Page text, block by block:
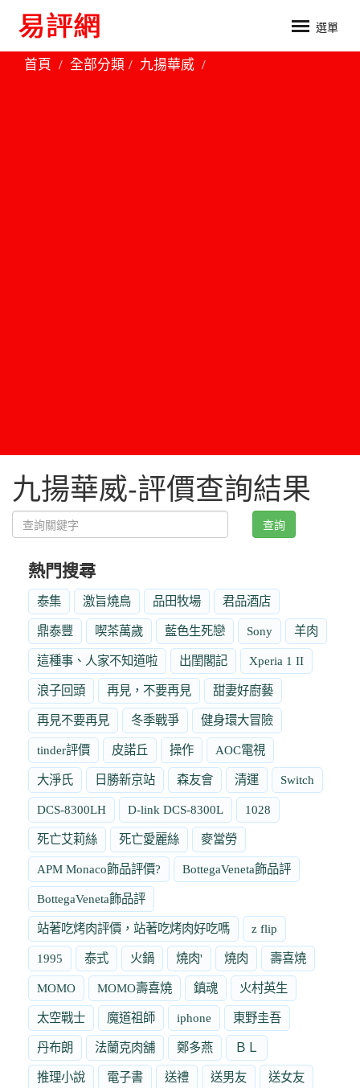
選單
首頁 全部分類 九揚華威
九揚華威-評價查詢結果
查詢
熱門搜尋
泰集 激旨燒鳥 品田牧場 君品酒店
鼎泰豐 喫茶萬歲 藍色生死戀 Sony 羊肉
這種事、人家不知道啦 出閨閣記 Xperia 1 II
浪子回頭 再見，不要再見 甜妻好廚藝
再見不要再見 冬季戰爭 健身環大冒險
tinder評價 皮諾丘 操作 AOC電視
大淨氏 日勝新京站 森友會 清運 Switch
DCS-8300LH D-link DCS-8300L 1028
死亡艾莉絲 死亡愛麗絲 麥當勞
APM Monaco飾品評價? BottegaVeneta飾品評
BottegaVeneta飾品評
站著吃烤肉評價，站著吃烤肉好吃嗎 z flip
1995 泰式 火鍋 燒肉' 燒肉 壽喜燒
MOMO MOMO壽喜燒 鎮魂 火村英生
太空戰士 魔道祖師 iphone 東野圭吾
丹布朗 法蘭克肉舖 鄭多燕 ＢＬ
推理小說 電子書 送禮 送男友 送女友